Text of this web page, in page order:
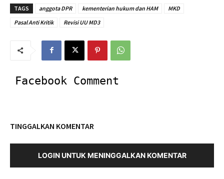
TAGS anggota DPR kementerian hukum dan HAM
MKD
Pasal Anti Kritik
Revisi UU MD3
Facebook Comment
TINGGALKAN KOMENTAR
LOGIN UNTUK MENINGGALKAN KOMENTAR